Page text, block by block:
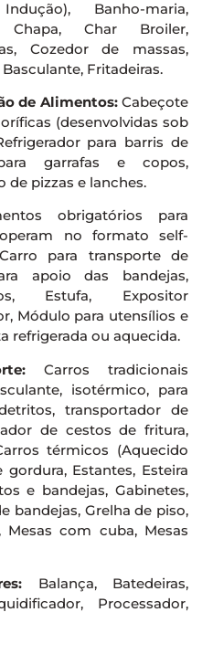
Banho-maria,
Chapa, Char Broiler,
Cozedor de massas,
Fritadeiras.
de Alimentos:Cabeçote
(desenvolvidas sob
para barris de
garrafas e copos,
de pizzas e lanches.
obrigatórios para
no formato self-
para transporte de
apoio das bandejas,
Estufa, Expositor
Módulo para utensílios e
refrigerada ou aquecida.
Carros tradicionais
isotérmico, para
transportador de
de cestos de fritura,
térmicos (Aquecido
Estantes, Esteira
e bandejas, Gabinetes,
bandejas, Grelha de piso,
Mesas com cuba, Mesas
Balança, Batedeiras,
Processador,